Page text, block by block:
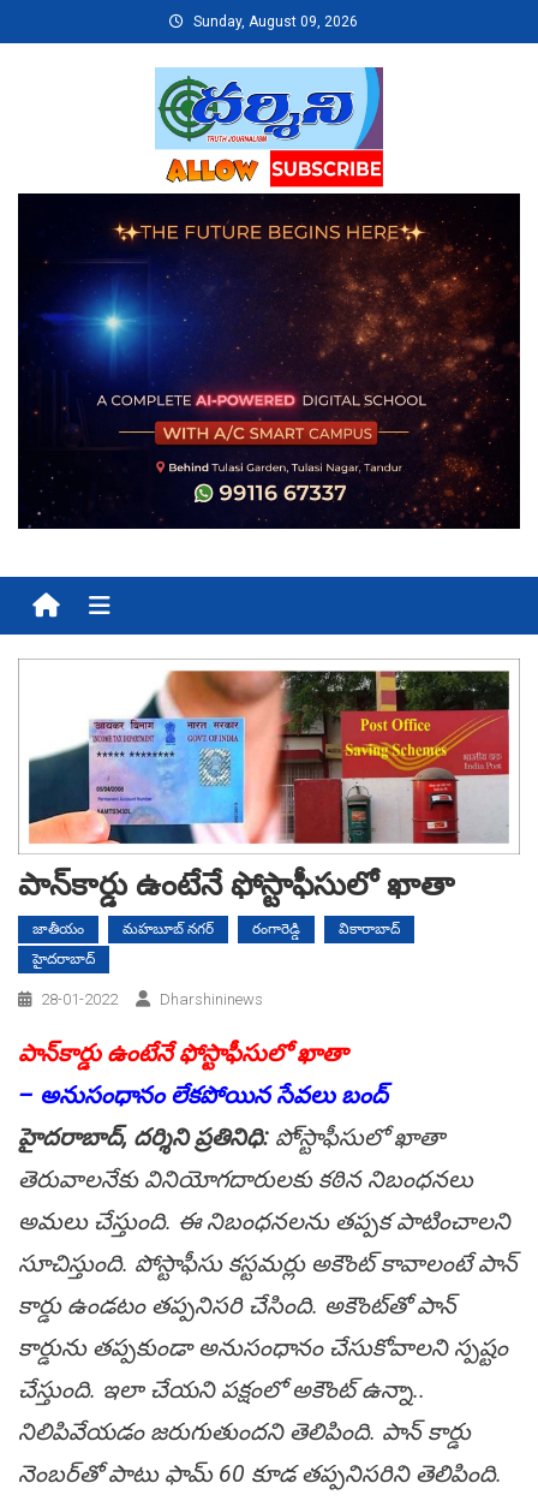
to
Sunday, August 09, 2026
Menu
పాన్‌కార్డు ఉంటేనే ఫోస్టాఫీసులో ఖాతా
జాతీయం మహబూబ్ నగర్ రంగారెడ్డి
వికారాబాద్
హైదరాబాద్
28-01-2022 Dharshininews
పాన్‌కార్డు ఉంటేనే ఫోస్టాఫీసులో ఖాతా
– అనుసంధానం లేక‌పోయిన సేవ‌లు బంద్
హైద‌రాబాద్, ద‌ర్శిని ప్ర‌తినిధి: పో్స్టాఫీసులో ఖాతా
తెరువాల‌నేకు వినియోగ‌దారుల‌కు క‌ఠిన నిబంధ‌న‌లు
అమ‌లు చేస్తుంది. ఈ నిబంధ‌న‌లను త‌ప్ప‌క పాటించాల‌ని
సూచిస్తుంది. పోస్టాఫీసు కస్టమర్లు అకౌంట్‌ కావాలంటే పాన్‌
కార్డు ఉండటం తప్పనిసరి చేసింది. అకౌంట్‌తో పాన్‌
కార్డును తప్పకుండా అనుసంధానం చేసుకోవాల‌ని స్ప‌ష్టం
చేస్తుంది. ఇలా చేయని పక్షంలో అకౌంట్‌ ఉన్నా..
నిలిపివేయ‌డం జ‌రుగుతుంద‌ని తెలిపింది. పాన్‌ కార్డు
నెంబర్‌తో పాటు ఫామ్‌ 60 కూడ త‌ప్ప‌నిస‌రిని తెలిపింది.